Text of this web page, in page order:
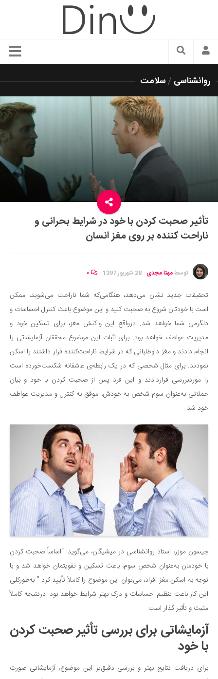
سبک زندگی
زیبایی و آرایش
شیک پوشی
دکوراسیون و چیدمان
رستوران گردی
سفر و گردشگری
ایران گردی
جهان گردی
موفقیت و مهارت‌های فردی
تغذیه سالم
بهداشت
بیماری و درمان
کودک و مادر
ورزش و تندرستی
روانشناسی
مراکز پزشکی و دارویی
سینما و تئاتر
تلویزیون
موسیقی
چهره‌ها
عکاسی و هنرهای تجسمی
کتاب و کتاب‌خوانی
تاریخ
معماری
علمی
فناوری‌ها
نجوم و هوا فضا
زمین و محیط زیست
خودرو
سرگرمی
دانستنی‌ها
روانشناسی /سلامت
تأثیر صحبت کردن با خود در شرایط بحرانی و
ناراحت کننده بر روی مغز انسان
توسطمهتا مجدی · 28 شهریور 1397 ·
تحقیقات جدید نشان می‌دهد، هنگامی‌که شما ناراحت می‌شوید، ممکن
است با خودتان شروع به صحبت کنید و این موضوع باعث کنترل احساسات و
دلگرمی شما خواهد شد. درواقع این واکنش مغز، برای تسکین خود و
مدیریت عواطف خواهد بود. برای اثبات این موضوع محققان آزمایشاتی را
انجام دادند و مغز داوطلبانی که در شرایط ناراحت‌کننده قرار داشتند را اسکن
نمودند. برای مثال شخصی که در یک رابطه‌ی عاشقانه شکست‌خورده است
را موردبررسی قراردادند و این فرد پس از صحبت کردن با خود و بیان
جملاتی به‌عنوان سوم شخص به خودش، موفق به کنترل و مدیریت عواطف
خود شد.
جیسون موزر، استاد روانشناسی در میشیگان، می‌گوید: “اساساً صحبت کردن
با خودمان به‌عنوان شخص سوم، باعث تسکین و تقویتمان خواهد شد و با
توجه به اسکن مغز افراد، می‌توان این موضوع را کاملاً تأیید کرد.” به‌طورکلی
این کار باعث تنظیم احساسات و درک بهتر شرایط خواهد بود. درنتیجه کاملاً
مثبت و تأثیر گذار است.
آزمایشاتی برای بررسی تأثیر صحبت کردن
با خود
برای دریافت نتایج بهتر و بررسی دقیق‌تر این موضوع، آزمایشاتی صورت